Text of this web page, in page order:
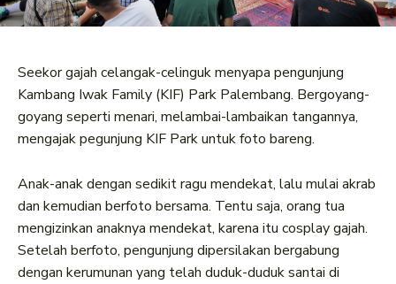
Seekor gajah celangak-celinguk menyapa pengunjung
Kambang Iwak Family (KIF) Park Palembang. Bergoyang-
goyang seperti menari, melambai-lambaikan tangannya,
mengajak pegunjung KIF Park untuk foto bareng.
Anak-anak dengan sedikit ragu mendekat, lalu mulai akrab
dan kemudian berfoto bersama. Tentu saja, orang tua
mengizinkan anaknya mendekat, karena itu cosplay gajah.
Setelah berfoto, pengunjung dipersilakan bergabung
dengan kerumunan yang telah duduk-duduk santai di